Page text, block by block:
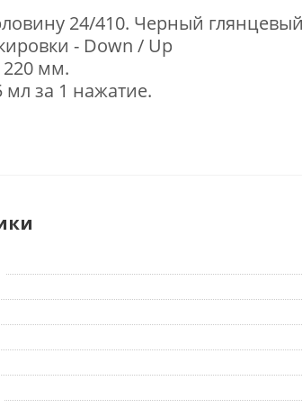
24/410. Черный
- Down / Up
220 мм.
мл за 1 нажатие.